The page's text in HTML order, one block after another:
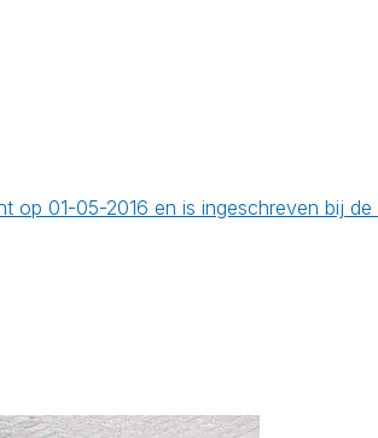
op 01-05-2016 en is ingeschreven bij